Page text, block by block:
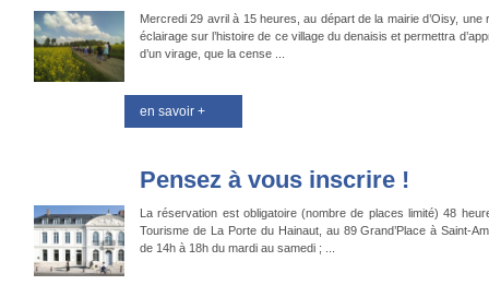
Mercredi 29 avril à 15 heures, au départ de la mairie d’Oisy,
éclairage sur l’histoire de ce village du denaisis et permettra
d’un virage, que la cense ...
en savoir +
Pensez à vous inscrire !
La réservation est obligatoire (nombre de places limité) 48
Tourisme de La Porte du Hainaut, au 89 Grand’Place à Saint-
de 14h à 18h du mardi au samedi ; ...